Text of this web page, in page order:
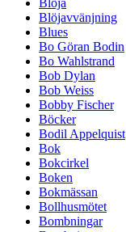
Blöjavvänjning
Blues
Bo Göran Bodin
Bo Wahlstrand
Bob Dylan
Bob Weiss
Bobby Fischer
Böcker
Bodil Appelquist
Bok
Bokcirkel
Boken
Bokmässan
Bollhusmötet
Bombningar